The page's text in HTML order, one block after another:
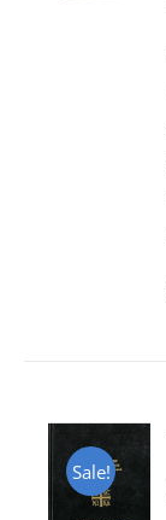
Sale!